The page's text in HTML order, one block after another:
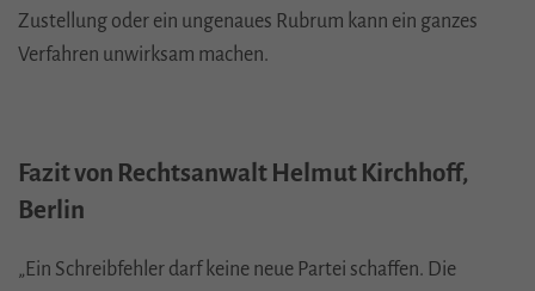
Zustellung oder ein ungenaues Rubrum kann ein ganzes
Verfahren unwirksam machen.
Fazit von Rechtsanwalt Helmut Kirchhoff,
Berlin
„Ein Schreibfehler darf keine neue Partei schaffen. Die
Laufzeit: 1 Tag
(Google Tag Manager)
ID. Anhand der ID können Seitenaufrufe einem